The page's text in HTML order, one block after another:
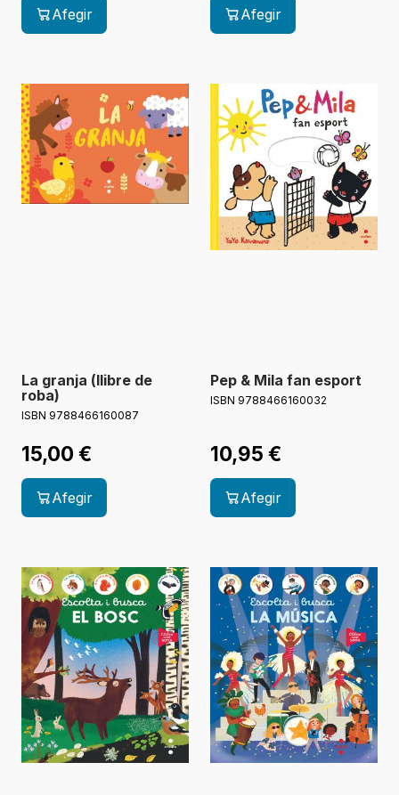
Afegir Afegir
La granja (llibre de
roba)
ISBN 9788466160087
15,00 €
Afegir
Pep & Mila fan esport
ISBN 9788466160032
10,95 €
Afegir